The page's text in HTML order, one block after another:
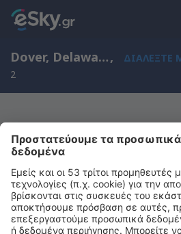
Dover, Delaware, Ηνωμένες Πολιτείες Αμερικής,
ΔΙΑΛΈΞΤΕ
2
Μας συγχωρείτε, δεν
αποτελέσματα για την
Προσπαθήστε να κάνετε αναζήτηση με